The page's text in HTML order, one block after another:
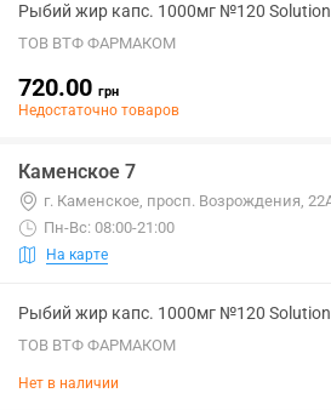
Рыбий жир капс. 1000мг №120
ТОВ ВТФ ФАРМАКОМ
720.00 грн
Недостаточно товаров
Каменское 7
г. Каменское, просп. Возрождения,
Пн-Вс: 08:00-21:00
На карте
Рыбий жир капс. 1000мг №120
ТОВ ВТФ ФАРМАКОМ
Нет в наличии